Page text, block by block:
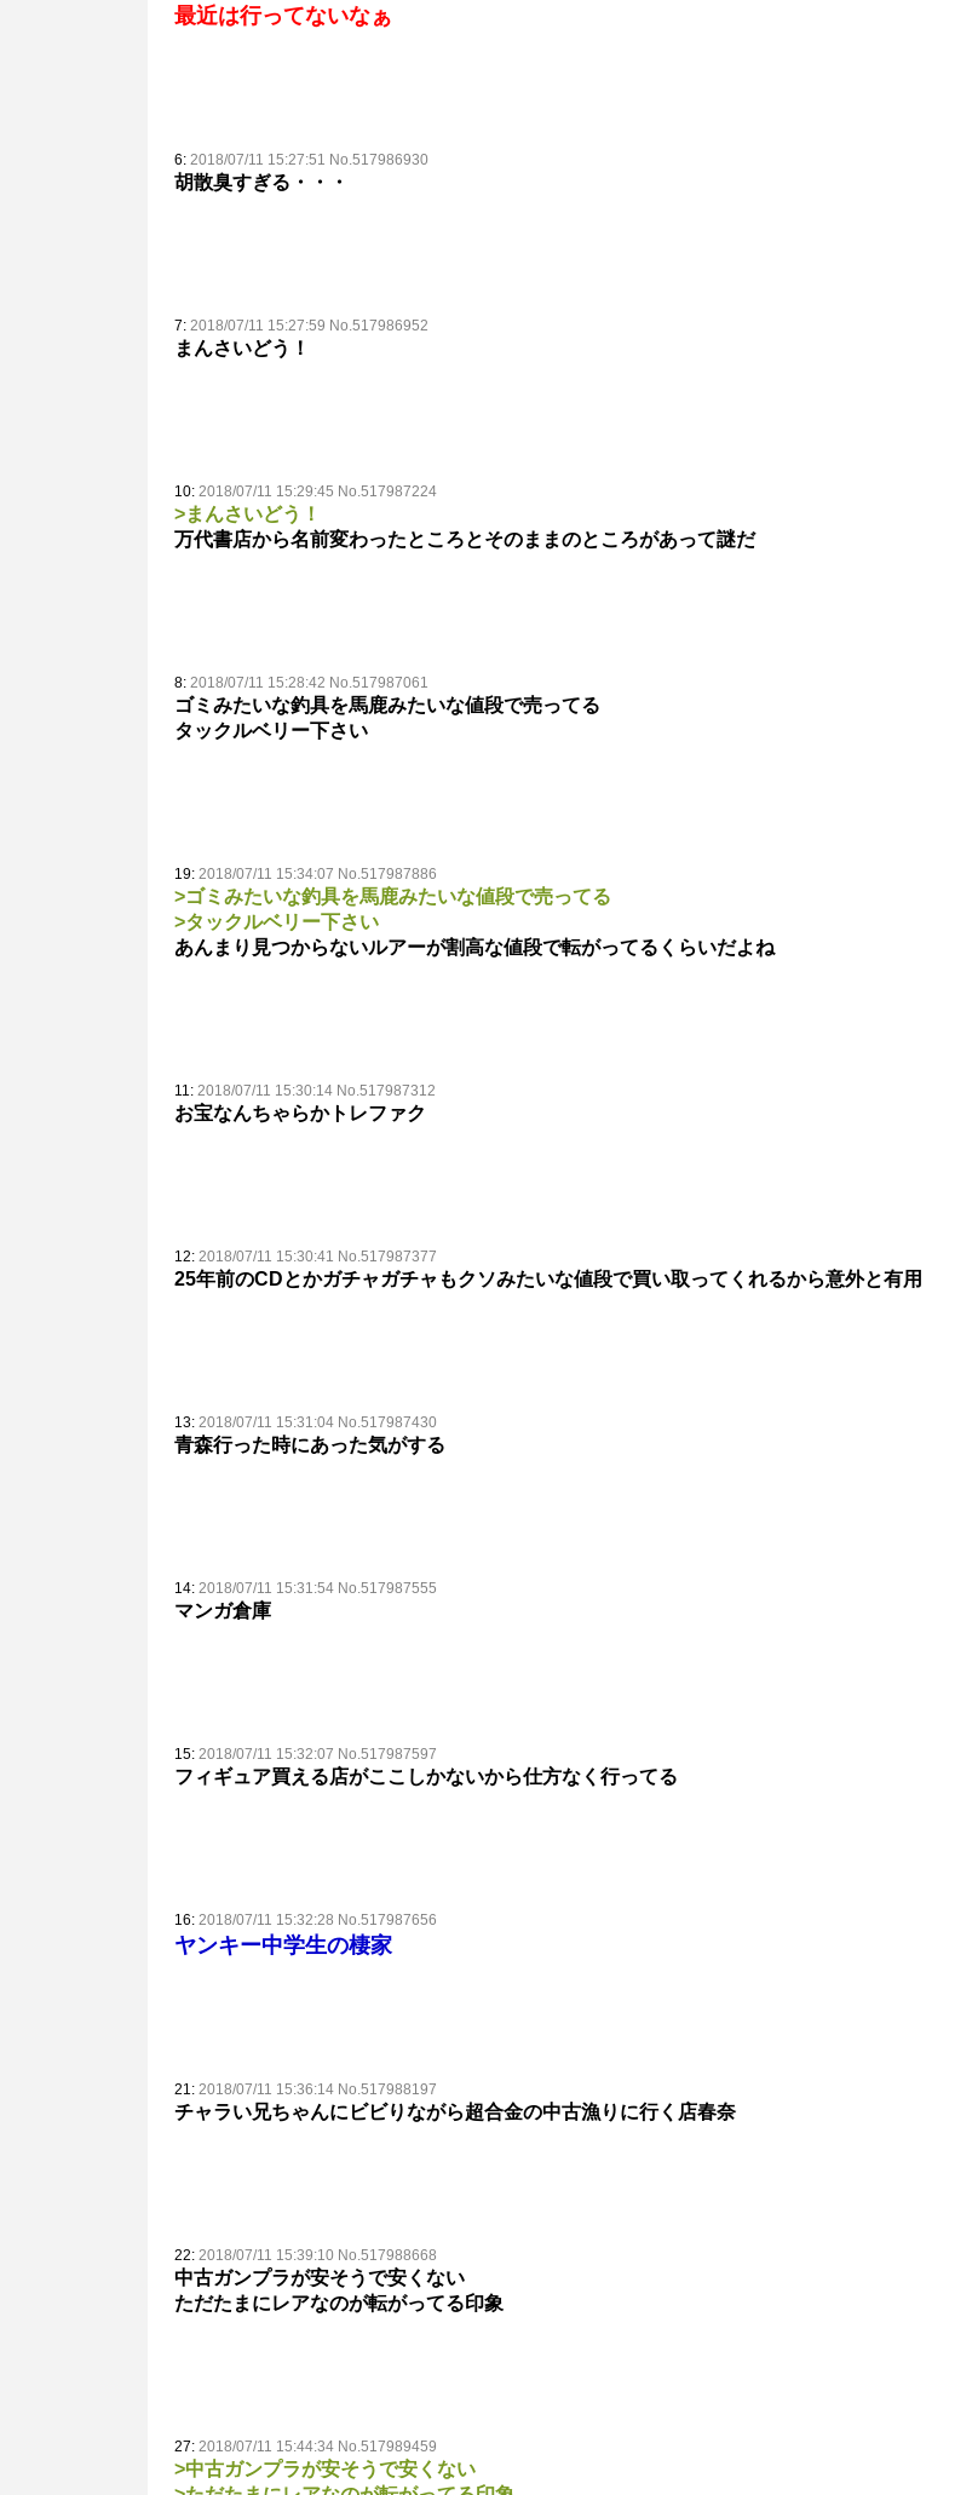
最近は行ってないなぁ
6: 2018/07/11 15:27:51 No.517986930
胡散臭すぎる・・・
7: 2018/07/11 15:27:59 No.517986952
まんさいどう！
10: 2018/07/11 15:29:45 No.517987224
>まんさいどう！
万代書店から名前変わったところとそのままのところがあって謎だ
8: 2018/07/11 15:28:42 No.517987061
ゴミみたいな釣具を馬鹿みたいな値段で売ってる
タックルベリー下さい
19: 2018/07/11 15:34:07 No.517987886
>ゴミみたいな釣具を馬鹿みたいな値段で売ってる
>タックルベリー下さい
あんまり見つからないルアーが割高な値段で転がってるくらいだよね
11: 2018/07/11 15:30:14 No.517987312
お宝なんちゃらかトレファク
12: 2018/07/11 15:30:41 No.517987377
25年前のCDとかガチャガチャもクソみたいな値段で買い取ってくれるから意外と有用
13: 2018/07/11 15:31:04 No.517987430
青森行った時にあった気がする
14: 2018/07/11 15:31:54 No.517987555
マンガ倉庫
15: 2018/07/11 15:32:07 No.517987597
フィギュア買える店がここしかないから仕方なく行ってる
16: 2018/07/11 15:32:28 No.517987656
ヤンキー中学生の棲家
21: 2018/07/11 15:36:14 No.517988197
チャラい兄ちゃんにビビりながら超合金の中古漁りに行く店春奈
22: 2018/07/11 15:39:10 No.517988668
中古ガンプラが安そうで安くない
ただたまにレアなのが転がってる印象
27: 2018/07/11 15:44:34 No.517989459
>中古ガンプラが安そうで安くない